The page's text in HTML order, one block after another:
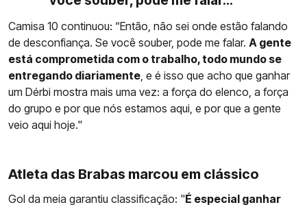
Camisa 10 continuou: “Então, não sei onde estão falando
de desconfiança. Se você souber, pode me falar. A gente
está comprometida com o trabalho, todo mundo se
entregando diariamente, e é isso que acho que ganhar
um Dérbi mostra mais uma vez: a força do elenco, a força
do grupo e por que nós estamos aqui, e por que a gente
veio aqui hoje."
Atleta das Brabas marcou em clássico
Gol da meia garantiu classificação: "É especial ganhar